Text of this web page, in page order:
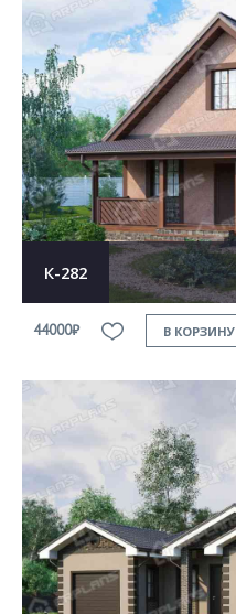
К-282
44000₽ В КОРЗИНУ